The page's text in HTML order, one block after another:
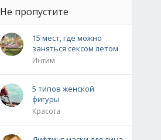
Не пропустите
15 мест, где можно
заняться сексом летом
Интим
5 типов женской
фигуры
Красота